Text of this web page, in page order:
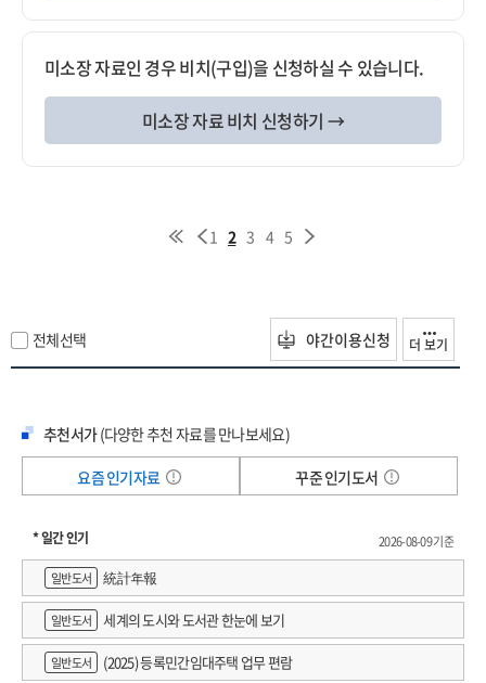
미소장 자료인 경우 비치(구입)을 신청하실 수 있습니다.
미소장 자료 비치 신청하기 →
1 2 3 4 5
전체선택 야간이용신청 더 보기
추천서가(다양한 추천 자료를 만나보세요)
요즘 인기자료
꾸준 인기도서
* 일간 인기
2026-08-09 기준
일반도서
統計年報
일반도서 세계의 도시와 도서관 한눈에 보기
일반도서 (2025) 등록민간임대주택 업무 편람